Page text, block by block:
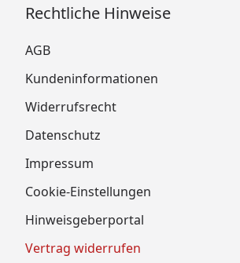
Rechtliche Hinweise
AGB
Kundeninformationen
Widerrufsrecht
Datenschutz
Impressum
Cookie-Einstellungen
Hinweisgeberportal
Vertrag widerrufen